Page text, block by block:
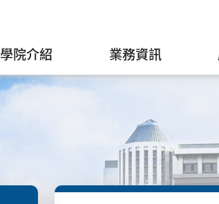
學院介紹 業務資訊